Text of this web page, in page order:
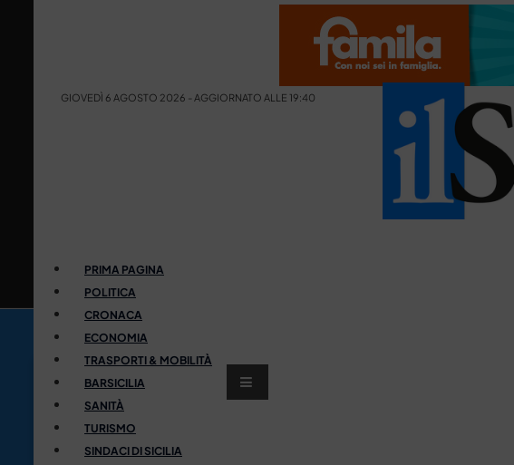
GIOVEDÌ 6 AGOSTO 2026 - AGGIORNATO ALLE 19:40
PRIMA PAGINA
POLITICA
CRONACA
ECONOMIA
TRASPORTI & MOBILITÀ
BARSICILIA
SANITÀ
TURISMO
SINDACI DI SICILIA